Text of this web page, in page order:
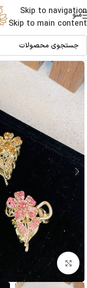
Skip to navigation
Skip to main content
منو
بزرگنمایی تصویر